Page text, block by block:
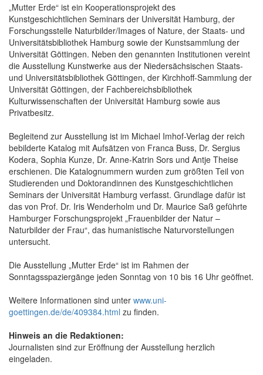
„Mutter Erde“ ist ein Kooperationsprojekt des
Kunstgeschichtlichen Seminars der Universität Hamburg, der
Forschungsstelle Naturbilder/Images of Nature, der Staats- und
Universitätsbibliothek Hamburg sowie der Kunstsammlung der
Universität Göttingen. Neben den genannten Institutionen vereint
die Ausstellung Kunstwerke aus der Niedersächsischen Staats-
und Universitätsbibliothek Göttingen, der Kirchhoff-Sammlung der
Universität Göttingen, der Fachbereichsbibliothek
Kulturwissenschaften der Universität Hamburg sowie aus
Privatbesitz.
Begleitend zur Ausstellung ist im Michael Imhof-Verlag der reich
bebilderte Katalog mit Aufsätzen von Franca Buss, Dr. Sergius
Kodera, Sophia Kunze, Dr. Anne-Katrin Sors und Antje Theise
erschienen. Die Katalognummern wurden zum größten Teil von
Studierenden und Doktorandinnen des Kunstgeschichtlichen
Seminars der Universität Hamburg verfasst. Grundlage dafür ist
das von Prof. Dr. Iris Wenderholm und Dr. Maurice Saß geführte
Hamburger Forschungsprojekt „Frauenbilder der Natur –
Naturbilder der Frau“, das humanistische Naturvorstellungen
untersucht.
Die Ausstellung „Mutter Erde“ ist im Rahmen der
Sonntagsspaziergänge jeden Sonntag von 10 bis 16 Uhr geöffnet.
Weitere Informationen sind unter www.uni-
goettingen.de/de/409384.html zu finden.
Hinweis an die Redaktionen:
Journalisten sind zur Eröffnung der Ausstellung herzlich
eingeladen.